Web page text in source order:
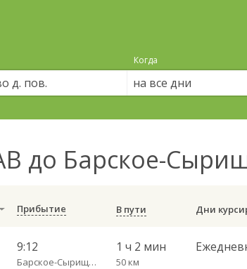
Когда
на все дни
до Барское-
Прибытие В пути
9:12
Барское-Сырищево д. пов.
1 ч 2 мин
50 км